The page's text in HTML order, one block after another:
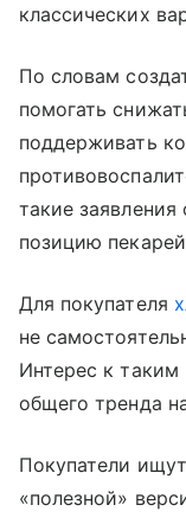
классических
По словам
помогать
поддерживать
такие
позицию
Для покупателя
не
Интерес к
общего тренда
Покупатели
«полезной»